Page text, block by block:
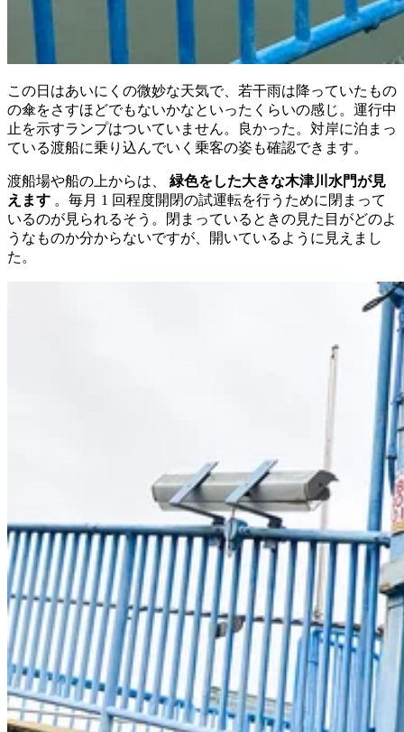
この日はあいにくの微妙な天気で、若干雨は降っていたもの
の傘をさすほどでもないかなといったくらいの感じ。運行中
止を示すランプはついていません。良かった。対岸に泊まっ
ている渡船に乗り込んでいく乗客の姿も確認できます。
渡船場や船の上からは、 緑色をした大きな木津川水門が見
えます 。毎月 1 回程度開閉の試運転を行うために閉まって
いるのが見られるそう。閉まっているときの見た目がどのよ
うなものか分からないですが、開いているように見えまし
た。